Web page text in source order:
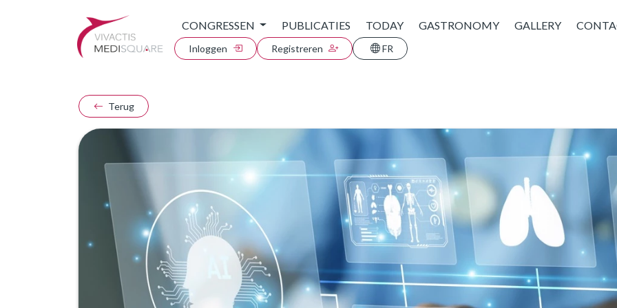
CONGRESSEN PUBLICATIES TODAY GASTRONOMY GALLERY
Inloggen Registreren FR
Terug